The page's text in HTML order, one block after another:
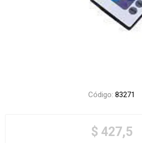
Código: 83271
$ 427,5